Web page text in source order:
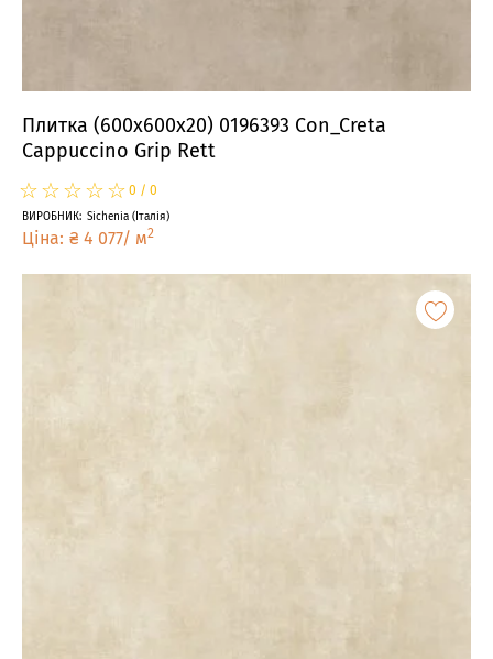
Плитка (600x600x20) 0196393 Con_Creta
Cappuccino Grip Rett
☆
★☆
★☆
★☆
★☆
★ 0 / 0
ВИРОБНИК: Sichenia ( Італія)
Ціна: ₴ 4 077/ м2